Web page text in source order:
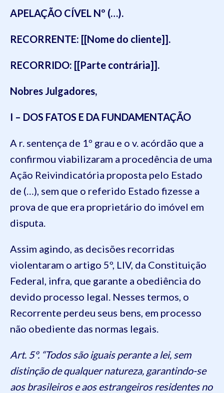
APELAÇÃO CÍVEL Nº (…).
RECORRENTE: [[Nome do cliente]].
RECORRIDO: [[Parte contrária]].
Nobres Julgadores,
I – DOS FATOS E DA FUNDAMENTAÇÃO
A r. sentença de 1º grau e o v. acórdão que a
confirmou viabilizaram a procedência de uma
Ação Reivindicatória proposta pelo Estado
de (…), sem que o referido Estado fizesse a
prova de que era proprietário do imóvel em
disputa.
Assim agindo, as decisões recorridas
violentaram o artigo 5º, LIV, da Constituição
Federal, infra, que garante a obediência do
devido processo legal. Nesses termos, o
Recorrente perdeu seus bens, em processo
não obediente das normas legais.
Art. 5º. “Todos são iguais perante a lei, sem
distinção de qualquer natureza, garantindo-se
aos brasileiros e aos estrangeiros residentes no